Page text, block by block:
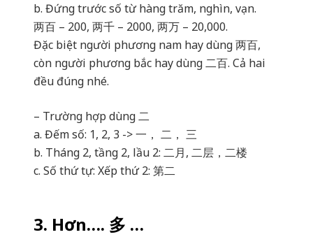
b. Đứng trước số từ hàng trăm, nghìn, vạn.
两百 – 200, 两千 – 2000, 两万 – 20,000.
Đặc biệt người phương nam hay dùng 两百,
còn người phương bắc hay dùng 二百. Cả hai
đều đúng nhé.
– Trường hợp dùng 二
a. Đếm số: 1, 2, 3 -> 一， 二， 三
b. Tháng 2, tầng 2, lầu 2: 二月, 二层，二楼
c. Số thứ tự: Xếp thứ 2: 第二
3. Hơn…. 多 …